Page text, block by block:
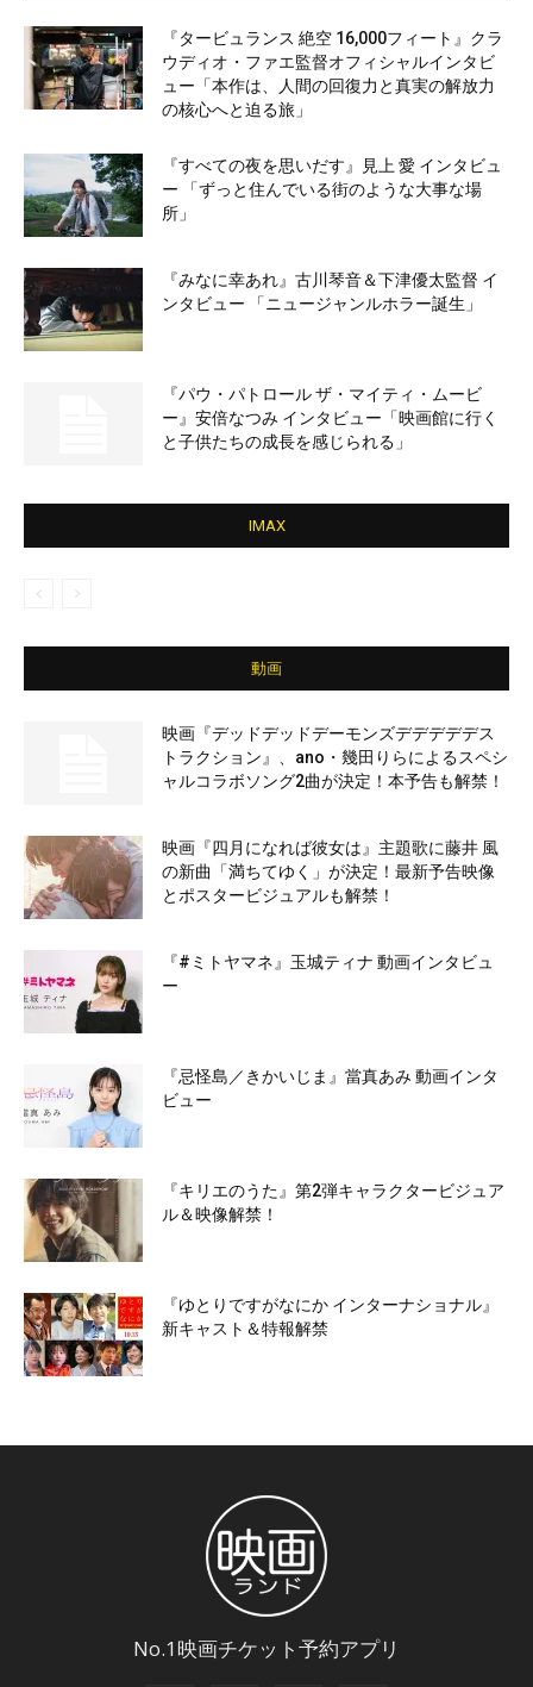
『タービュランス 絶空 16,000フィート』クラ
ウディオ・ファエ監督オフィシャルインタビ
ュー「本作は、人間の回復力と真実の解放力
の核心へと迫る旅」
『すべての夜を思いだす』見上 愛 インタビュ
ー 「ずっと住んでいる街のような大事な場
所」
『みなに幸あれ』古川琴音＆下津優太監督 イ
ンタビュー 「ニュージャンルホラー誕生」
『パウ・パトロール ザ・マイティ・ムービ
ー』安倍なつみ インタビュー「映画館に行く
と子供たちの成長を感じられる」
IMAX
動画
映画『デッドデッドデーモンズデデデデデス
トラクション』、ano・幾田りらによるスペシ
ャルコラボソング2曲が決定！本予告も解禁！
映画『四月になれば彼女は』主題歌に藤井 風
の新曲「満ちてゆく」が決定！最新予告映像
とポスタービジュアルも解禁！
『#ミトヤマネ』玉城ティナ 動画インタビュ
ー
『忌怪島／きかいじま』當真あみ 動画インタ
ビュー
『キリエのうた』第2弾キャラクタービジュア
ル＆映像解禁！
『ゆとりですがなにか インターナショナル』
新キャスト＆特報解禁
No.1映画チケット予約アプリ